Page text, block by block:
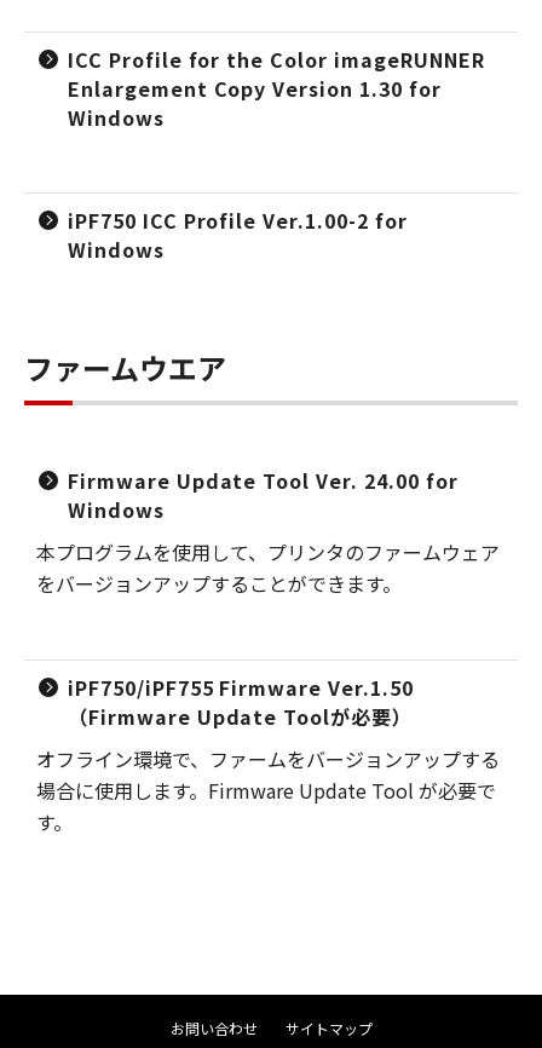
ICC Profile for the Color imageRUNNER
Enlargement Copy Version 1.30 for
Windows
iPF750 ICC Profile Ver.1.00-2 for
Windows
ファームウエア
Firmware Update Tool Ver. 24.00 for
Windows
本プログラムを使用して、プリンタのファームウェア
をバージョンアップすることができます。
iPF750/iPF755 Firmware Ver.1.50
（Firmware Update Toolが必要）
オフライン環境で、ファームをバージョンアップする
場合に使用します。Firmware Update Tool が必要で
す。
お問い合わせ
サイトマップ